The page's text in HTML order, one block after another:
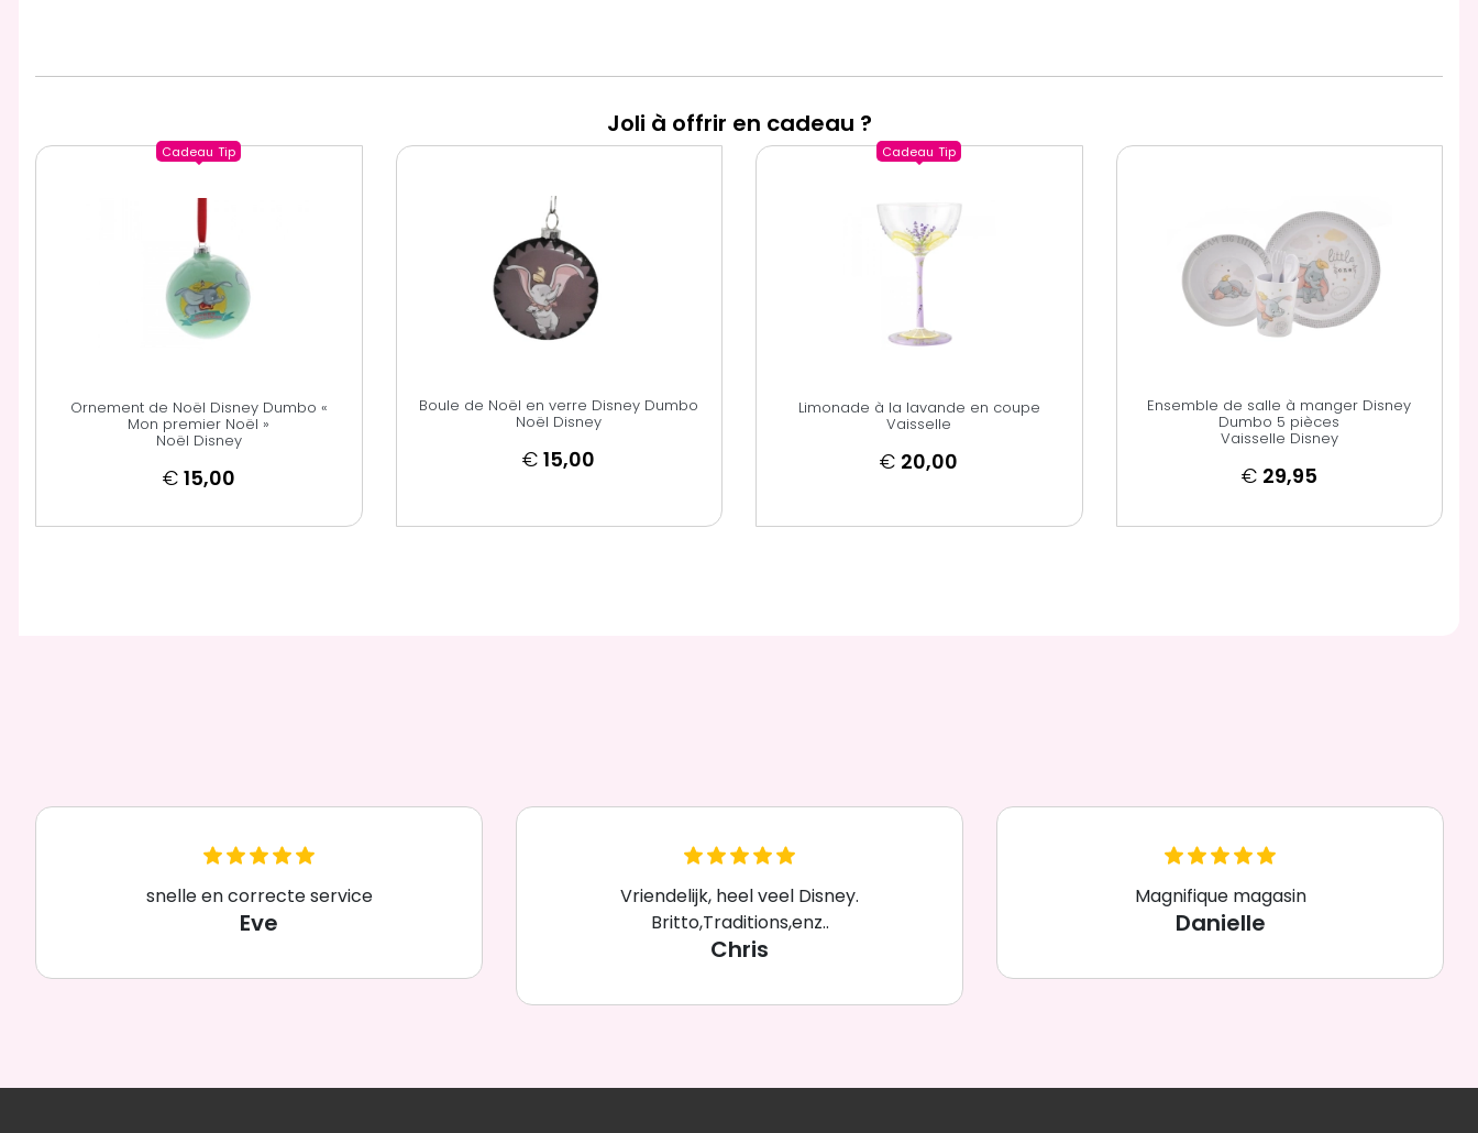
Joli à offrir en cadeau ?
Cadeau Tip
Ornement de Noël Disney Dumbo «
Mon premier Noël »
Noël Disney
€ 15,00
Boule de Noël en verre Disney Dumbo
Noël Disney
€ 15,00
Cadeau Tip
Limonade à la lavande en coupe
Vaisselle
€ 20,00
Ensemble de salle à manger Disney
Dumbo 5 pièces
Vaisselle Disney
€ 29,95
snelle en correcte service
Eve
Vriendelijk, heel veel Disney.
Britto,Traditions,enz..
Chris
Magnifique magasin
Danielle